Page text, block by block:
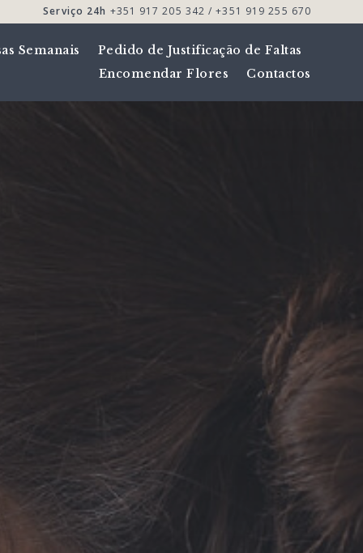
Serviço 24h +351 917 205 342 / +351 919 255 670
Semanais
Pedido de Justificação de Faltas
Encomendar Flores
Contactos